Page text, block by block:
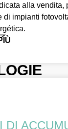
alla vendita,
di impianti
DI